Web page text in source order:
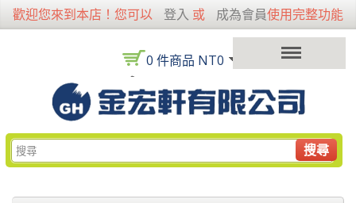
歡迎您來到本店！您可以 登入 或 成為會員使用完整功能
0 件商品 NT0
搜尋